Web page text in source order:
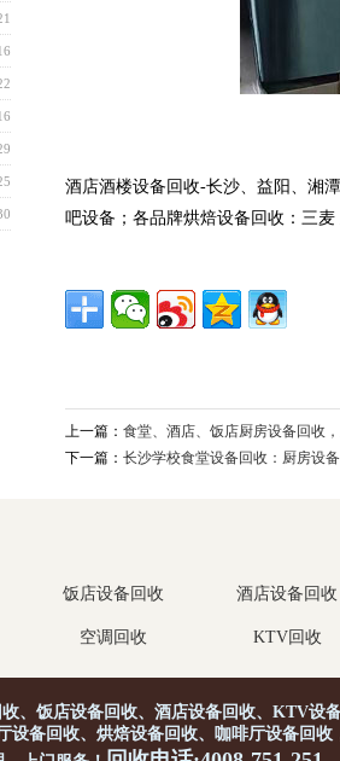
酒店酒楼设备回收-长沙、益阳、湘
吧设备；各品牌烘焙设备回收：三
上一篇：食堂、酒店、饭店厨房设备回收
下一篇：长沙学校食堂设备回收：厨房设
饭店设备回收 酒店设备回收
空调回收 KTV回收
、饭店设备回收、酒店设备回收、KTV设
设备回收、烘焙设备回收、咖啡厅设备回收